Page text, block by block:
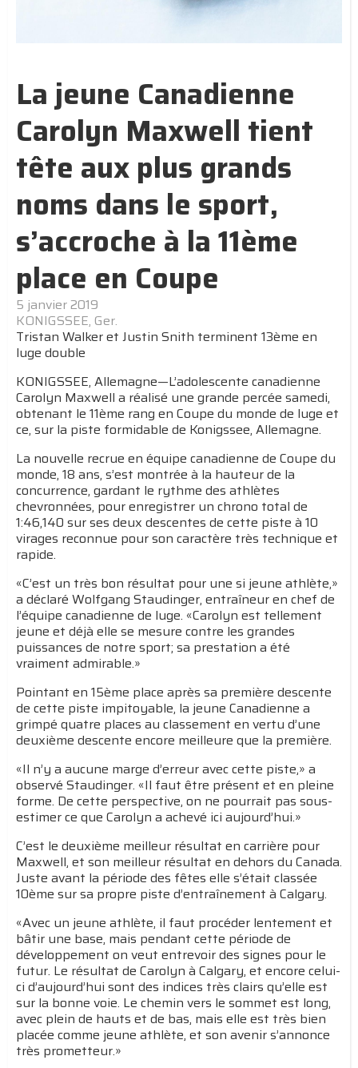
La jeune Canadienne
Carolyn Maxwell tient
tête aux plus grands
noms dans le sport,
s’accroche à la 11ème
place en Coupe
5 janvier 2019
KONIGSSEE, Ger.
Tristan Walker et Justin Snith terminent 13ème en
luge double
KONIGSSEE, Allemagne—L’adolescente canadienne
Carolyn Maxwell a réalisé une grande percée samedi,
obtenant le 11ème rang en Coupe du monde de luge et
ce, sur la piste formidable de Konigssee, Allemagne.
La nouvelle recrue en équipe canadienne de Coupe du
monde, 18 ans, s’est montrée à la hauteur de la
concurrence, gardant le rythme des athlètes
chevronnées, pour enregistrer un chrono total de
1:46,140 sur ses deux descentes de cette piste à 10
virages reconnue pour son caractère très technique et
rapide.
«C’est un très bon résultat pour une si jeune athlète,»
a déclaré Wolfgang Staudinger, entraîneur en chef de
l’équipe canadienne de luge. «Carolyn est tellement
jeune et déjà elle se mesure contre les grandes
puissances de notre sport; sa prestation a été
vraiment admirable.»
Pointant en 15ème place après sa première descente
de cette piste impitoyable, la jeune Canadienne a
grimpé quatre places au classement en vertu d’une
deuxième descente encore meilleure que la première.
«Il n’y a aucune marge d’erreur avec cette piste,» a
observé Staudinger. «Il faut être présent et en pleine
forme. De cette perspective, on ne pourrait pas sous-
estimer ce que Carolyn a achevé ici aujourd’hui.»
C’est le deuxième meilleur résultat en carrière pour
Maxwell, et son meilleur résultat en dehors du Canada.
Juste avant la période des fêtes elle s’était classée
10ème sur sa propre piste d’entraînement à Calgary.
«Avec un jeune athlète, il faut procéder lentement et
bâtir une base, mais pendant cette période de
développement on veut entrevoir des signes pour le
futur. Le résultat de Carolyn à Calgary, et encore celui-
ci d’aujourd’hui sont des indices très clairs qu’elle est
sur la bonne voie. Le chemin vers le sommet est long,
avec plein de hauts et de bas, mais elle est très bien
placée comme jeune athlète, et son avenir s’annonce
très prometteur.»